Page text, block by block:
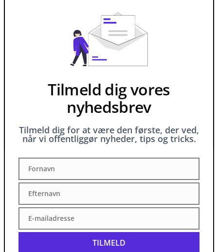
Tilmeld dig vores
nyhedsbrev
Tilmeld dig for at være den første, der ved,
når vi offentliggør nyheder, tips og tricks.
Fornavn
Fornavn
Efternavn
Efternavn
mailadresse
E-mailadresse
TILMELD